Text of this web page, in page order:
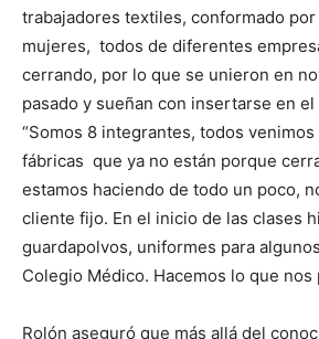
trabajadores textiles, conformado
mujeres, todos de diferentes
cerrando, por lo que se unieron en
pasado y sueñan con insertarse en
“Somos 8 integrantes, todos
fábricas que ya no están porque
estamos haciendo de todo un poco,
cliente fijo. En el inicio de las clases
guardapolvos, uniformes para
Colegio Médico. Hacemos lo que nos
Rolón aseguró que más allá del